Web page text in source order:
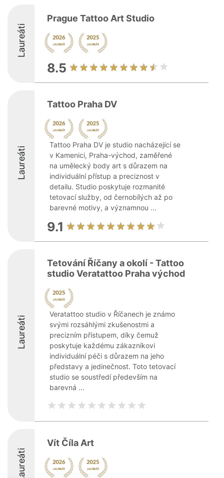
Laureáti
Prague Tattoo Art Studio
8.5
Laureáti
Tattoo Praha DV
Tattoo Praha DV je studio nacházející se
v Kamenici, Praha-východ, zaměřené
na umělecký body art s důrazem na
individuální přístup a preciznost v
detailu. Studio poskytuje rozmanité
tetovací služby, od černobílých až po
barevné motivy, a významnou ...
9.1
Laureáti
Tetování Říčany a okolí - Tattoo
studio Veratattoo Praha východ
Veratattoo studio v Říčanech je známo
svými rozsáhlými zkušenostmi a
precizním přístupem, díky čemuž
poskytuje každému zákazníkovi
individuální péči s důrazem na jeho
představy a jedinečnost. Toto tetovací
studio se soustředí především na
barevná ...
Laureáti
Vít Číla Art